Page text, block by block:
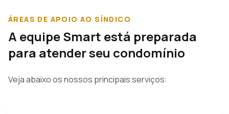
ÁREAS DE APOIO AO SÍNDICO
A equipe Smart está preparada
para atender seu condomínio
Veja abaixo os nossos principais serviços: